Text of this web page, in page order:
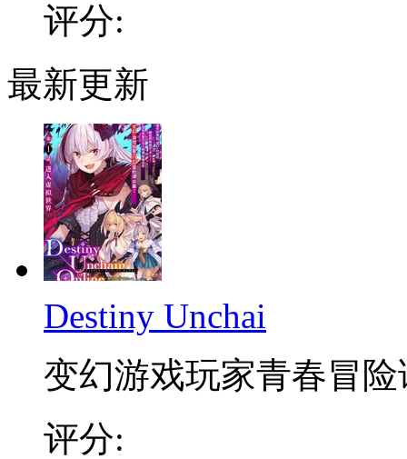
评分:
最新更新
Destiny Unchai
变幻游戏玩家青春冒险
评分: